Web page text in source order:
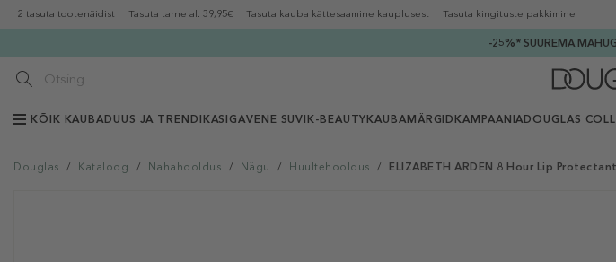
2 tasuta tootenäidist Tasuta tarne al. 39,95€ Tasuta kauba kättesaamine kauplusest Tasuta kingituste pakkimine
-25%* SUUREMA
KÕIK KAUBADUUS JA TRENDIKAS IGAVENE SUVI K-BEAUTY KAUBAMÄRGID KAMPAANIADOUGLAS
Douglas / Kataloog / Nahahooldus / Nägu / Huultehooldus / ELIZABETH ARDEN 8 Hour Lip